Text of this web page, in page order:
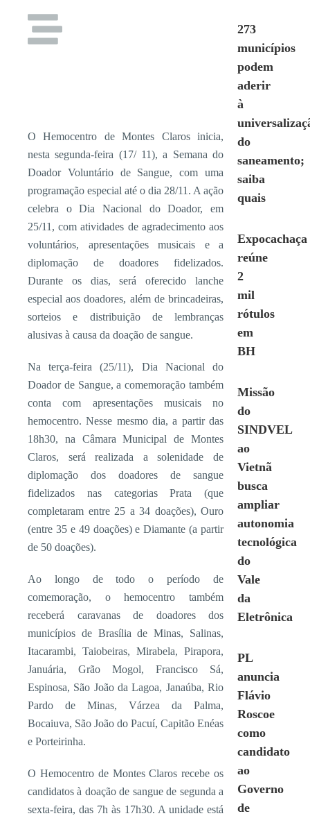
O Hemocentro de Montes Claros inicia,
nesta segunda-feira (17/ 11), a Semana do
Doador Voluntário de Sangue, com uma
programação especial até o dia 28/11. A ação
celebra o Dia Nacional do Doador, em
25/11, com atividades de agradecimento aos
voluntários, apresentações musicais e a
diplomação de doadores fidelizados.
Durante os dias, será oferecido lanche
especial aos doadores, além de brincadeiras,
sorteios e distribuição de lembranças
alusivas à causa da doação de sangue.
Na terça-feira (25/11), Dia Nacional do
Doador de Sangue, a comemoração também
conta com apresentações musicais no
hemocentro. Nesse mesmo dia, a partir das
18h30, na Câmara Municipal de Montes
Claros, será realizada a solenidade de
diplomação dos doadores de sangue
fidelizados nas categorias Prata (que
completaram entre 25 a 34 doações), Ouro
(entre 35 e 49 doações) e Diamante (a partir
de 50 doações).
Ao longo de todo o período de
comemoração, o hemocentro também
receberá caravanas de doadores dos
municípios de Brasília de Minas, Salinas,
Itacarambi, Taiobeiras, Mirabela, Pirapora,
Januária, Grão Mogol, Francisco Sá,
Espinosa, São João da Lagoa, Janaúba, Rio
Pardo de Minas, Várzea da Palma,
Bocaiuva, São João do Pacuí, Capitão Enéas
e Porteirinha.
O Hemocentro de Montes Claros recebe os
candidatos à doação de sangue de segunda a
sexta-feira, das 7h às 17h30. A unidade está
273
municípios
podem
aderir
à
do
saneamento;
saiba
quais
Expocachaça
reúne
2
mil
rótulos
em
BH
Missão
do
SINDVEL
ao
Vietnã
busca
ampliar
autonomia
tecnológica
do
Vale
da
Eletrônica
PL
anuncia
Flávio
Roscoe
como
candidato
ao
Governo
de